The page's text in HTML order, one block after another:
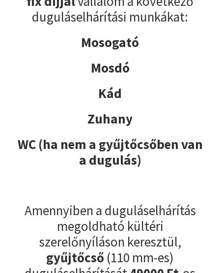
duguláselhárítási munkákat:
Mosogató
Mosdó
Kád
Zuhany
WC (ha nem a gyűjtőcsőben van
a dugulás)
Amennyiben a duguláselhárítás
megoldható kültéri
szerelőnyíláson keresztül,
gyűjtőcső (110 mm-es)